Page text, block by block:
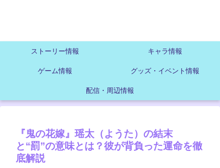
ストーリー情報 キャラ情報
ゲーム情報 グッズ・イベント情報
配信・周辺情報
『鬼の花嫁』瑶太（ようた）の結末
と“罰”の意味とは？彼が背負った運命を徹
底解説